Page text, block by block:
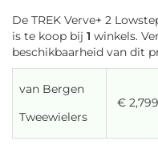
De TREK Verve+ 2
is te koop bij 1 winkels.
beschikbaarheid van dit
van Bergen
Tweewielers
€